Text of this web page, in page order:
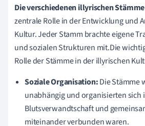
Die verschiedenen illyrischen Stämme
zentrale Rolle in der Entwicklung und
Kultur. Jeder Stamm brachte eigene
und sozialen Strukturen mit.Die
Rolle der Stämme in der illyrischen
Soziale Organisation:Die Stämme
unabhängig und organisierten sich
Blutsverwandtschaft und
miteinander verbunden waren.